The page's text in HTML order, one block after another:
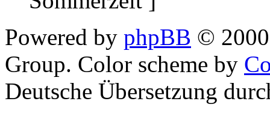
Powered by phpBB ©
Group. Color scheme by
Deutsche Übersetzung